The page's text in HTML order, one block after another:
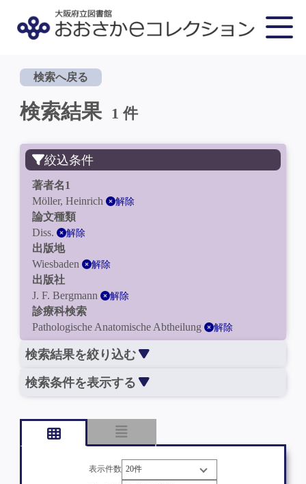
検索へ戻る
検索結果 1 件
絞込条件
著者名1
Möller, Heinrich
解除
論文種類
Diss.
解除
出版地
Wiesbaden
解除
出版社
J. F. Bergmann
解除
診療科検索
Pathologische Anatomische Abtheilung
解除
検索結果を絞り込む
検索条件を表示する
表示件数